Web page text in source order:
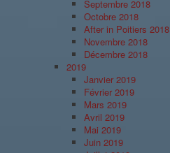
Septembre 2018
Octobre 2018
After in Poitiers 2018
Novembre 2018
Décembre 2018
2019
Janvier 2019
Février 2019
Mars 2019
Avril 2019
Mai 2019
Juin 2019